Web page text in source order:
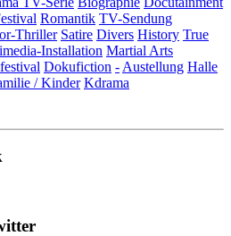
Romantik TV-Sendung
Thriller Satire Divers History True
Installation Martial Arts
Dokufiction - Austellung Halle
/ Kinder Kdrama